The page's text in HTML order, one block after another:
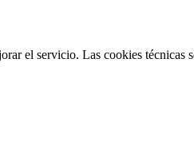
el servicio. Las cookies técnicas